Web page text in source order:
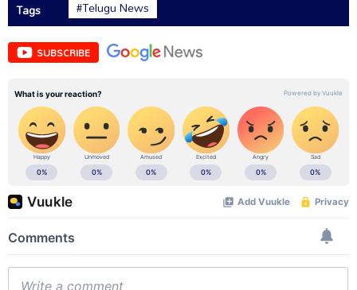
Tags #Telugu News
SUBSCRIBE